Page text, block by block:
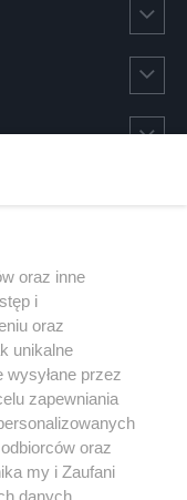
Youtube
oraz inne
i
oraz
unikalne
wysyłane przez
zapewniania
oraz
my i Zaufani
danych